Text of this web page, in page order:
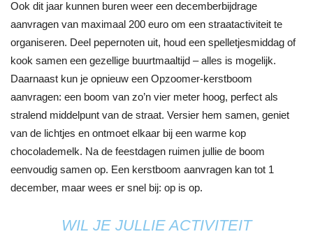
Ook dit jaar kunnen buren weer een decemberbijdrage
aanvragen van maximaal 200 euro om een straatactiviteit te
organiseren. Deel pepernoten uit, houd een spelletjesmiddag of
kook samen een gezellige buurtmaaltijd – alles is mogelijk.
Daarnaast kun je opnieuw een Opzoomer-kerstboom
aanvragen: een boom van zo’n vier meter hoog, perfect als
stralend middelpunt van de straat. Versier hem samen, geniet
van de lichtjes en ontmoet elkaar bij een warme kop
chocolademelk. Na de feestdagen ruimen jullie de boom
eenvoudig samen op. Een kerstboom aanvragen kan tot 1
december, maar wees er snel bij: op is op.
WIL JE JULLIE ACTIVITEIT